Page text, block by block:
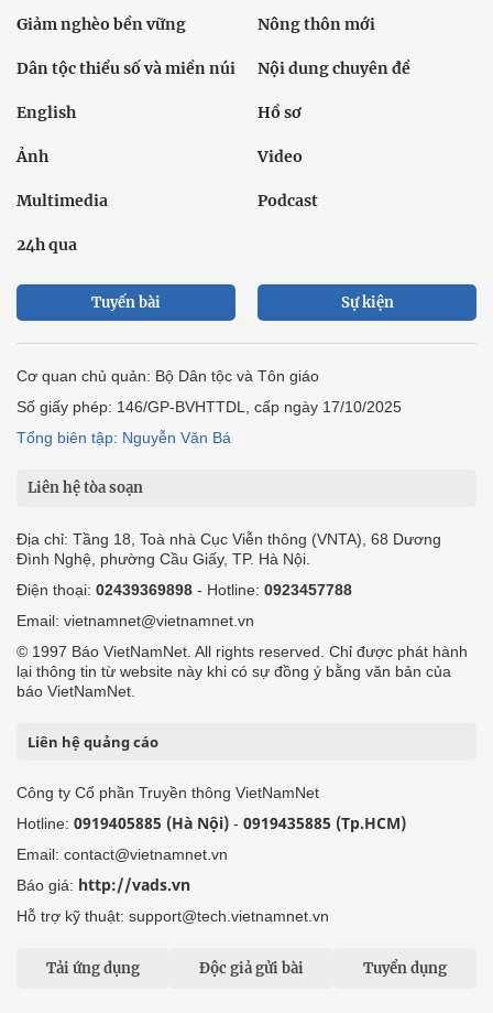
Giảm nghèo bền vững Nông thôn mới
Dân tộc thiểu số và miền núi Nội dung chuyên đề
English Hồ sơ
Ảnh Video
Multimedia Podcast
24h qua
Tuyến bài Sự kiện
Cơ quan chủ quản: Bộ Dân tộc và Tôn giáo
Số giấy phép: 146/GP-BVHTTDL, cấp ngày 17/10/2025
Tổng biên tập: Nguyễn Văn Bá
Liên hệ tòa soạn
Địa chỉ: Tầng 18, Toà nhà Cục Viễn thông (VNTA), 68 Dương
Đình Nghệ, phường Cầu Giấy, TP. Hà Nội.
Điện thoại: 02439369898 - Hotline: 0923457788
Email: vietnamnet@vietnamnet.vn
© 1997 Báo VietNamNet. All rights reserved. Chỉ được phát hành
lại thông tin từ website này khi có sự đồng ý bằng văn bản của
báo VietNamNet.
Liên hệ quảng cáo
Công ty Cổ phần Truyền thông VietNamNet
Hotline: 0919405885 (Hà Nội) - 0919435885 (Tp.HCM)
Email: contact@vietnamnet.vn
Báo giá: http://vads.vn
Hỗ trợ kỹ thuật: support@tech.vietnamnet.vn
Tải ứng dụng Độc giả gửi bài Tuyển dụng